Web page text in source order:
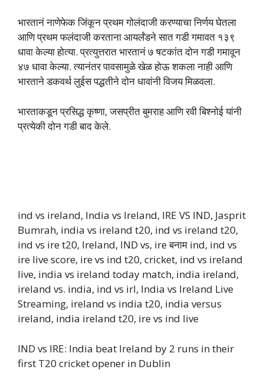
भारतानं नाणेफेक जिंकून प्रथम गोलंदाजी करण्याचा निर्णय घेतला
आणि प्रथम फलंदाजी करताना आयर्लंडने सात गडी गमावत १३९
धावा केल्या होत्या. प्रत्युत्तरात भारतानं ७ षटकांत दोन गडी गमावून
४७ धावा केल्या. त्यानंतर पावसामुळे खेळ होऊ शकला नाही आणि
भारताने डकवर्थ लुईस पद्धतीने दोन धावांनी विजय मिळवला.
भारताकडून प्रसिद्ध कृष्णा, जसप्रीत बुमराह आणि रवी बिश्नोई यांनी
प्रत्येकी दोन गडी बाद केले.
ind vs ireland, India vs Ireland, IRE VS IND, Jasprit
Bumrah, india vs ireland t20, ind vs ireland t20,
ind vs ire t20, Ireland, IND vs, ire बनाम ind, ind vs
ire live score, ire vs ind t20, cricket, ind vs ireland
live, india vs ireland today match, india ireland,
ireland vs. india, ind vs irl, India vs Ireland Live
Streaming, ireland vs india t20, india versus
ireland, india ireland t20, ire vs ind live
IND vs IRE: India beat Ireland by 2 runs in their
first T20 cricket opener in Dublin